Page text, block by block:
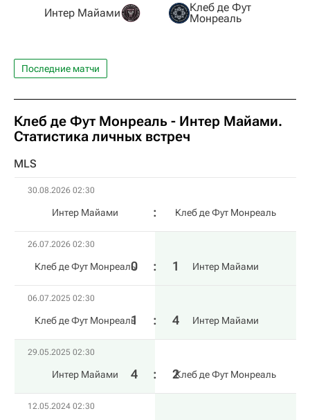
Интер Майами
Клеб де Фут
Монреаль
Последние матчи
Клеб де Фут Монреаль - Интер Майами.
Статистика личных встреч
MLS
30.08.2026 02:30
Интер Майами Клеб де Фут Монреаль
26.07.2026 02:30
Клеб де Фут Монреаль0 : 1 Интер Майами
06.07.2025 02:30
Клеб де Фут Монреаль1 : 4 Интер Майами
29.05.2025 02:30
Интер Майами 4 : 2Клеб де Фут Монреаль
12.05.2024 02:30